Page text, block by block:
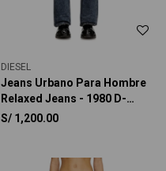
DIESEL
Jeans Urbano Para Hombre
Relaxed Jeans - 1980 D-
Eeper
S/ 1,200.00